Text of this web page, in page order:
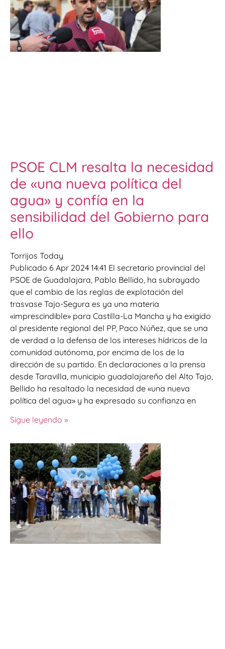
PSOE CLM resalta la necesidad
de «una nueva política del
agua» y confía en la
sensibilidad del Gobierno para
ello
Torrijos Today
Publicado 6 Apr 2024 14:41 El secretario provincial del
PSOE de Guadalajara, Pablo Bellido, ha subrayado
que el cambio de las reglas de explotación del
trasvase Tajo-Segura es ya una materia
«imprescindible» para Castilla-La Mancha y ha exigido
al presidente regional del PP, Paco Núñez, que se una
de verdad a la defensa de los intereses hídricos de la
comunidad autónoma, por encima de los de la
dirección de su partido. En declaraciones a la prensa
desde Taravilla, municipio guadalajareño del Alto Tajo,
Bellido ha resaltado la necesidad de «una nueva
política del agua» y ha expresado su confianza en
Sigue leyendo »